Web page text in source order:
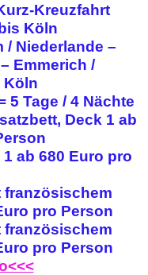
Kreuzfahrt
Köln
/ Niederlande –
Emmerich /
Köln
5 Tage / 4 Nächte
Deck 1 ab
ab 680 Euro pro
französischem
pro Person
französischem
pro Person